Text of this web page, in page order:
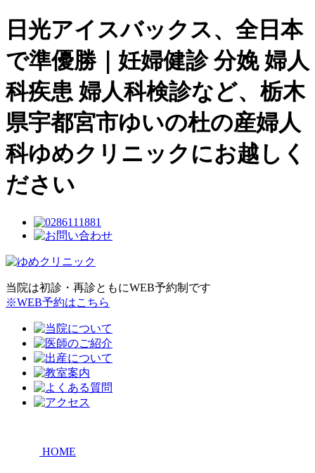
日光アイスバックス、全日本
で準優勝｜妊婦健診 分娩 婦人
科疾患 婦人科検診など、栃木
県宇都宮市ゆいの杜の産婦人
科ゆめクリニックにお越しく
ださい
当院は初診・再診ともにWEB予約制です
※WEB予約はこちら
HOME